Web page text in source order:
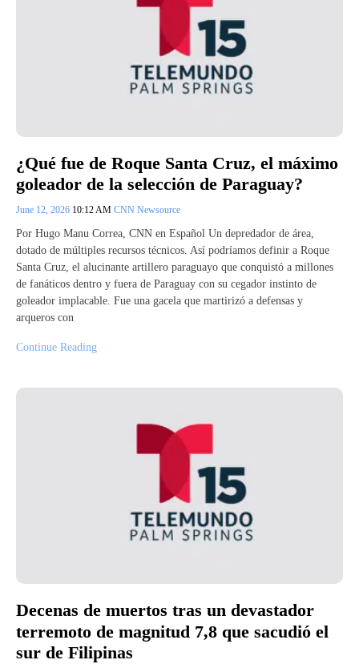
¿Qué fue de Roque Santa Cruz, el máximo
goleador de la selección de Paraguay?
June 12, 2026 10:12 AM CNN Newsource
Por Hugo Manu Correa, CNN en Español Un depredador de área,
dotado de múltiples recursos técnicos. Así podríamos definir a Roque
Santa Cruz, el alucinante artillero paraguayo que conquistó a millones
de fanáticos dentro y fuera de Paraguay con su cegador instinto de
goleador implacable. Fue una gacela que martirizó a defensas y
arqueros con
Continue Reading
Decenas de muertos tras un devastador
terremoto de magnitud 7,8 que sacudió el
sur de Filipinas